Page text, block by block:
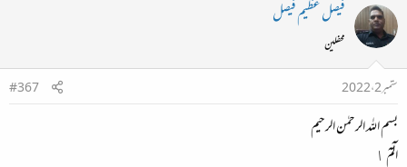
فیصل عظیم فیصل
محفلین
ستمبر 2، 2022
#367
بسم اللہ الرحمٰن الرحیم
الٓمٓ ١